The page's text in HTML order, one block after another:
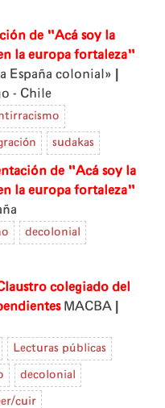
de "Acá soy la
la europa fortaleza"
España colonial»
- Chile
sudakas
de "Acá soy la
la europa fortaleza"
decolonial
colegiado del
MACBA
Lecturas públicas
decolonial
cuir